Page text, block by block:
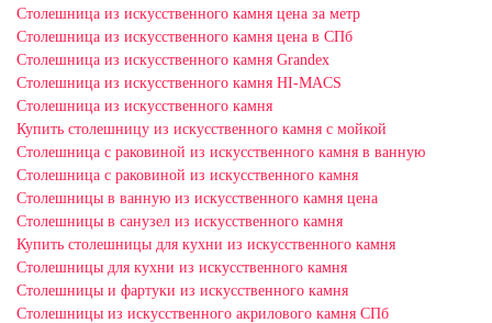
Столешница из искусственного камня цена за метр
Столешница из искусственного камня цена в СПб
Столешница из искусственного камня Grandex
Столешница из искусственного камня HI-MACS
Столешница из искусственного камня
Купить столешницу из искусственного камня с мойкой
Столешница с раковиной из искусственного камня в ванную
Столешница с раковиной из искусственного камня
Столешницы в ванную из искусственного камня цена
Столешницы в санузел из искусственного камня
Купить столешницы для кухни из искусственного камня
Столешницы для кухни из искусственного камня
Столешницы и фартуки из искусственного камня
Столешницы из искусственного акрилового камня СПб